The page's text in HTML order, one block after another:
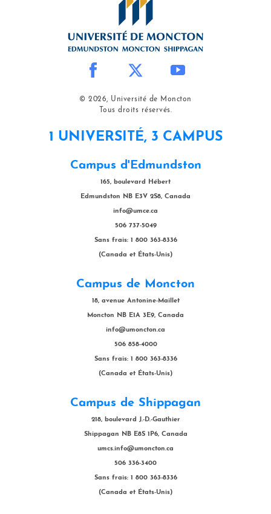
© 2026, Université de Moncton
Tous droits réservés.
1 UNIVERSITÉ, 3 CAMPUS
Campus d'Edmundston
165, boulevard Hébert
Edmundston NB E3V 2S8, Canada
info@umce.ca
506 737-5049
Sans frais: 1 800 363-8336
(Canada et États-Unis)
Campus de Moncton
18, avenue Antonine-Maillet
Moncton NB E1A 3E9, Canada
info@umoncton.ca
506 858-4000
Sans frais: 1 800 363-8336
(Canada et États-Unis)
Campus de Shippagan
218, boulevard J.-D.-Gauthier
Shippagan NB E8S 1P6, Canada
umcs.info@umoncton.ca
506 336-3400
Sans frais: 1 800 363-8336
(Canada et États-Unis)